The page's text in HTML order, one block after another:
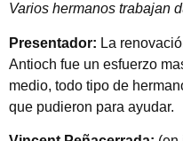
Varios hermanos trabajan
Presentador: La
Antioch fue un esfuerzo
medio, todo tipo de
que pudieron para ayudar.